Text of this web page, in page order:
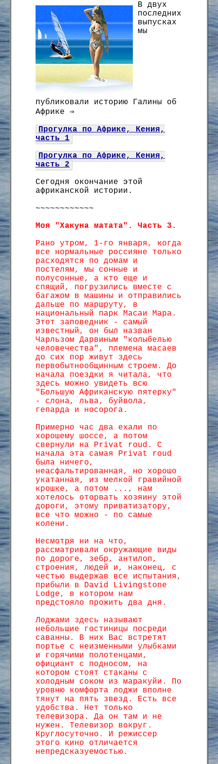
В двух
последних
выпусках
мы
публиковали историю Галины об
Африке ⇒
Прогулка по Африке, Кения,
часть 1
Прогулка по Африке, Кения,
часть 2
Сегодня окончание этой
африканской истории.
~~~~~~~~~~~~
Моя "Хакуна матата". Часть 3.
Рано утром, 1-го января, когда
все нормальные россияне только
расходятся по домам и
постелям, мы сонные и
полусонные, а кто еще и
спящий, погрузились вместе с
багажом в машины и отправились
дальше по маршруту, в
национальный парк Масаи Мара.
Этот заповедник - самый
известный, он был назван
Чарльзом Дарвиным "колыбелью
человечества", племена масаев
до сих пор живут здесь
первобытнообщинным строем. До
начала поездки я читала, что
здесь можно увидеть всю
"Большую Африканскую пятерку"
- слона, льва, буйвола,
гепарда и носорога.
Примерно час два ехали по
хорошему шоссе, а потом
свернули на Privat roud. С
начала эта самая Privat roud
была ничего,
неасфальтированная, но хорошо
укатанная, из мелкой гравийной
крошке, а потом ..., нам
хотелось оторвать хозяину этой
дороги, этому приватизатору,
все что можно - по самые
колени.
Несмотря ни на что,
рассматривали окружающие виды
по дороге, зебр, антилоп,
строения, людей и, наконец, с
честью выдержав все испытания,
прибыли в David Livingstone
Lodge, в котором нам
предстояло прожить два дня.
Лоджами здесь называют
небольшие гостиницы посреди
саванны. В них Вас встретят
портье с неизменными улыбками
и горячими полотенцами,
официант с подносом, на
котором стоят стаканы с
холодным соком из маракуйи. По
уровню комфорта лоджи вполне
тянут на пять звезд. Есть все
удобства. Нет только
телевизора. Да он там и не
нужен. Телевизор вокруг.
Круглосуточно. И режиссер
этого кино отличается
непредсказуемостью.